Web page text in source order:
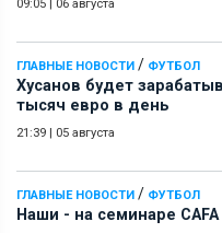
09:05 | 06 августа
ГЛАВНЫЕ НОВОСТИ / ФУТБОЛ
Хусанов будет
тысяч евро в день
21:39 | 05 августа
ГЛАВНЫЕ НОВОСТИ / ФУТБОЛ
Наши - на семинаре СAFA